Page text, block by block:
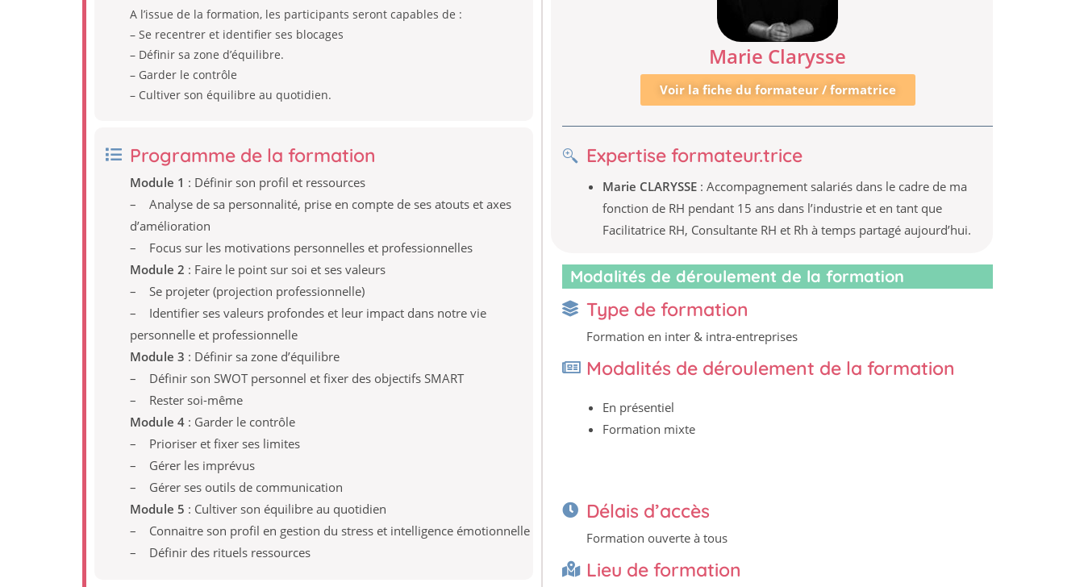
A l’issue de la formation, les participants seront capables de :
– Se recentrer et identifier ses blocages
– Définir sa zone d’équilibre.
– Garder le contrôle
– Cultiver son équilibre au quotidien.
Programme de la formation
Module 1 : Définir son profil et ressources
– Analyse de sa personnalité, prise en compte de ses atouts et axes
d’amélioration
– Focus sur les motivations personnelles et professionnelles
Module 2 : Faire le point sur soi et ses valeurs
– Se projeter (projection professionnelle)
– Identifier ses valeurs profondes et leur impact dans notre vie
personnelle et professionnelle
Module 3 : Définir sa zone d’équilibre
– Définir son SWOT personnel et fixer des objectifs SMART
– Rester soi-même
Module 4 : Garder le contrôle
– Prioriser et fixer ses limites
– Gérer les imprévus
– Gérer ses outils de communication
Module 5 : Cultiver son équilibre au quotidien
– Connaitre son profil en gestion du stress et intelligence émotionnelle
– Définir des rituels ressources
Marie Clarysse
Voir la fiche du formateur / formatrice
Expertise formateur.trice
Marie CLARYSSE: Accompagnement salariés dans le cadre de ma
fonction de RH pendant 15 ans dans l’industrie et en tant que
Facilitatrice RH, Consultante RH et Rh à temps partagé aujourd’hui.
Modalités de déroulement de la formation
Type de formation
Formation en inter & intra-entreprises
Modalités de déroulement de la formation
En présentiel
Formation mixte
Délais d’accès
Formation ouverte à tous
Lieu de formation